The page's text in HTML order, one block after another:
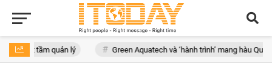
lý Green Aquatech và ‘hành trình’ mang hàu Quảng Ninh xuất